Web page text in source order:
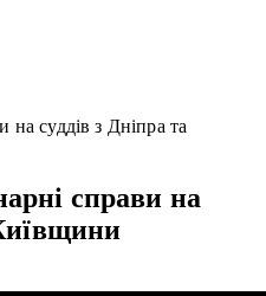
на суддів з Дніпра та
справи на